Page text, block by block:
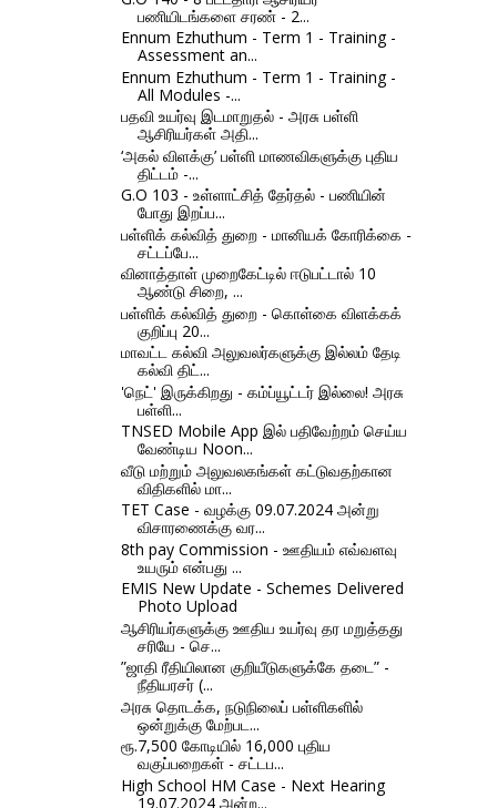
பணியிடங்களை சரண் - 2...
Ennum Ezhuthum - Term 1 - Training -
Assessment an...
Ennum Ezhuthum - Term 1 - Training -
All Modules -...
பதவி உயர்வு இடமாறுதல் - அரசு பள்ளி
ஆசிரியர்கள் அதி...
‘அகல் விளக்கு’ பள்ளி மாணவிகளுக்கு புதிய
திட்டம் -...
G.O 103 - உள்ளாட்சித் தேர்தல் - பணியின்
போது இறப்ப...
பள்ளிக் கல்வித் துறை - மானியக் கோரிக்கை -
சட்டப்பே...
வினாத்தாள் முறைகேட்டில் ஈடுபட்டால் 10
ஆண்டு சிறை, ...
பள்ளிக் கல்வித் துறை - கொள்கை விளக்கக்
குறிப்பு 20...
மாவட்ட கல்வி அலுவலர்களுக்கு இல்லம் தேடி
கல்வி திட்...
'நெட்' இருக்கிறது - கம்ப்யூட்டர் இல்லை! அரசு
பள்ளி...
TNSED Mobile App இல் பதிவேற்றம் செய்ய
வேண்டிய Noon...
வீடு மற்றும் அலுவலகங்கள் கட்டுவதற்கான
விதிகளில் மா...
TET Case - வழக்கு 09.07.2024 அன்று
விசாரணைக்கு வர...
8th pay Commission - ஊதியம் எவ்வளவு
உயரும் என்பது ...
EMIS New Update - Schemes Delivered
Photo Upload
ஆசிரியர்களுக்கு ஊதிய உயர்வு தர மறுத்தது
சரியே - செ...
”ஜாதி ரீதியிலான குறியீடுகளுக்கே தடை” -
நீதியரசர் (...
அரசு தொடக்க, நடுநிலைப் பள்ளிகளில்
ஒன்றுக்கு மேற்பட...
ரூ.7,500 கோடியில் 16,000 புதிய
வகுப்பறைகள் - சட்டப...
High School HM Case - Next Hearing
19.07.2024 அன்ற...